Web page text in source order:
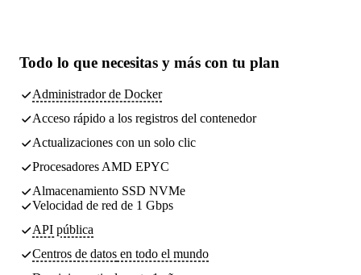
Todo lo que necesitas y más con tu plan
Administrador de Docker
Acceso rápido a los registros del contenedor
Actualizaciones con un solo clic
Procesadores AMD EPYC
Almacenamiento SSD NVMe
Velocidad de red de 1 Gbps
API pública
Centros de datos en todo el mundo